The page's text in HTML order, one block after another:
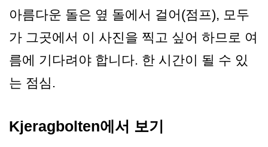
아름다운 돌은 옆 돌에서 걸어(점프), 모두
가 그곳에서 이 사진을 찍고 싶어 하므로 여
름에 기다려야 합니다. 한 시간이 될 수 있
는 점심.
Kjeragbolten에서 보기